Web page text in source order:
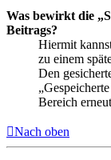
Was bewirkt die
Beitrags?
Hiermit
zu einem
Den
Bereich
Nach oben